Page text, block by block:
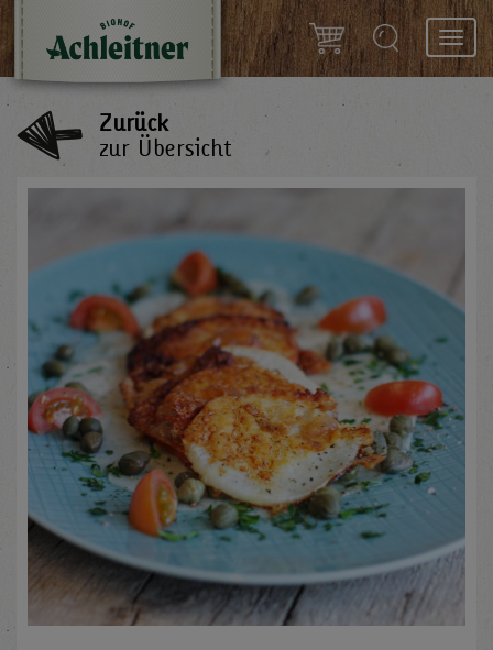
Zurück
zur Übersicht